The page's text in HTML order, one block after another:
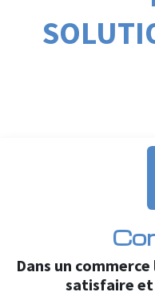
Dans un
satisfaire